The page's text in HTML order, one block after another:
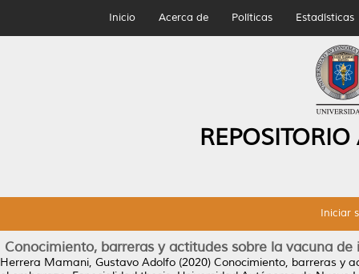
Inicio Acerca de Políticas Estadísticas
Iniciar
Conocimiento, barreras y actitudes sobre la vacuna
Herrera Mamani, Gustavo Adolfo (2020) Conocimiento, barreras y